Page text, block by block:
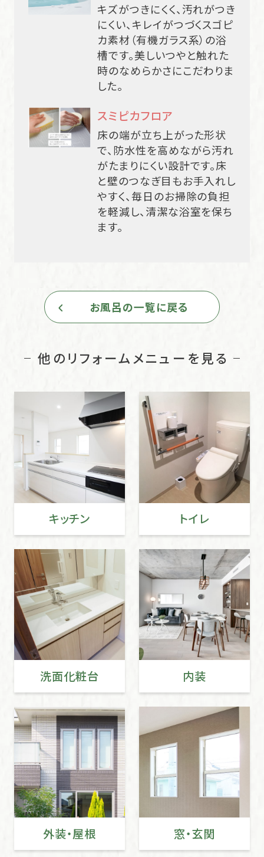
キズがつきにくく、汚れがつき
にくい、キレイがつづくスゴピ
カ素材（有機ガラス系）の浴
槽です。美しいつやと触れた
時のなめらかさにこだわりま
した。
スミピカフロア
床の端が立ち上がった形状
で、防水性を高めながら汚れ
がたまりにくい設計です。床
と壁のつなぎ目もお手入れし
やすく、毎日のお掃除の負担
を軽減し、清潔な浴室を保ち
ます。
お風呂の一覧に戻る
他のリフォームメニューを見る
キッチン トイレ
洗面化粧台 内装
外装・屋根 窓・玄関